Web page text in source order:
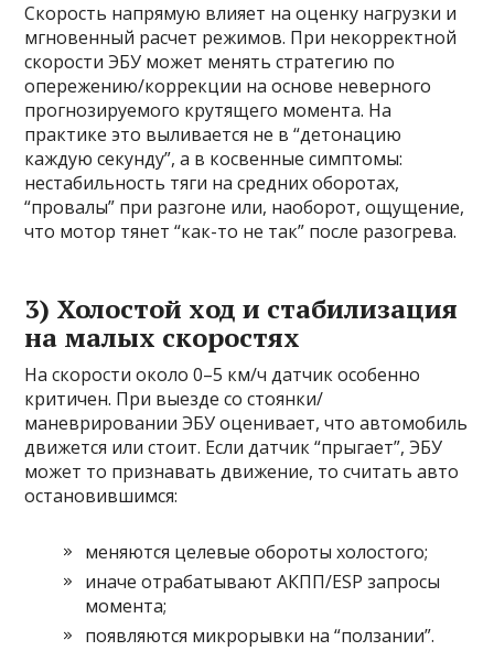
Скорость напрямую влияет на оценку нагрузки и
мгновенный расчет режимов. При некорректной
скорости ЭБУ может менять стратегию по
опережению/коррекции на основе неверного
прогнозируемого крутящего момента. На
практике это выливается не в “детонацию
каждую секунду”, а в косвенные симптомы:
нестабильность тяги на средних оборотах,
“провалы” при разгоне или, наоборот, ощущение,
что мотор тянет “как-то не так” после разогрева.
3) Холостой ход и стабилизация
на малых скоростях
На скорости около 0–5 км/ч датчик особенно
критичен. При выезде со стоянки/
маневрировании ЭБУ оценивает, что автомобиль
движется или стоит. Если датчик “прыгает”, ЭБУ
может то признавать движение, то считать авто
остановившимся:
меняются целевые обороты холостого;
иначе отрабатывают АКПП/ESP запросы
момента;
появляются микрорывки на “ползании”.